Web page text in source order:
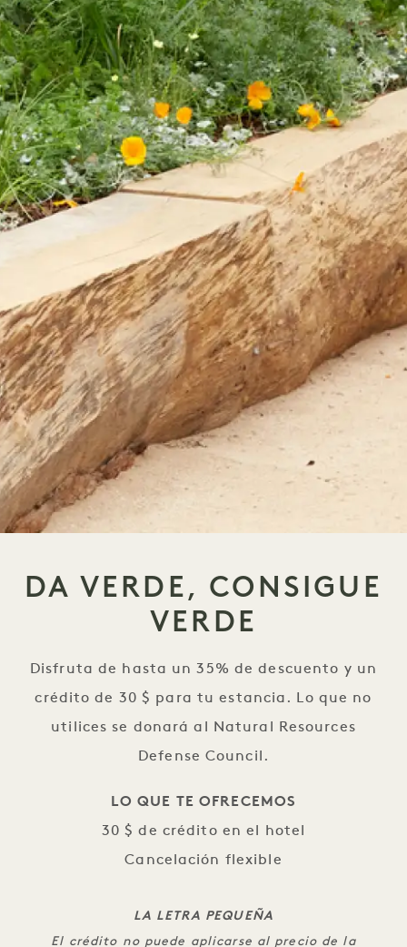
DA VERDE, CONSIGUE
VERDE
Disfruta de hasta un 35% de descuento y un
crédito de 30 $ para tu estancia. Lo que no
utilices se donará al Natural Resources
Defense Council.
LO QUE TE OFRECEMOS
30 $ de crédito en el hotel
Cancelación flexible
LA LETRA PEQUEÑA
El crédito no puede aplicarse al precio de la